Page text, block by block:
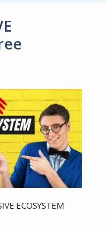
ECOSYSTEM